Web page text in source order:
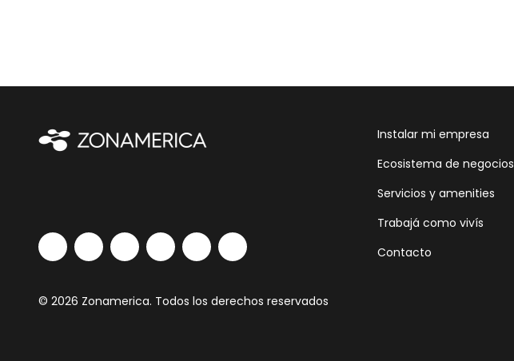
Instalar mi empresa
Ecosistema de negocios
Servicios y amenities
Trabajá como vivís
Contacto
© 2026 Zonamerica. Todos los derechos reservados